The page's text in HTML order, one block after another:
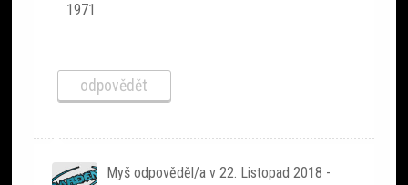
1971
odpovědět
Myš odpověděl/a v22. Listopad 2018 -